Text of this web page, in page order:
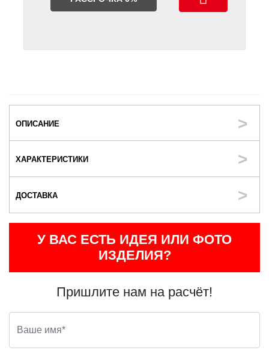
ОПИСАНИЕ
ХАРАКТЕРИСТИКИ
ДОСТАВКА
У ВАС ЕСТЬ ИДЕЯ ИЛИ ФОТО
ИЗДЕЛИЯ?
Пришлите нам на расчёт!